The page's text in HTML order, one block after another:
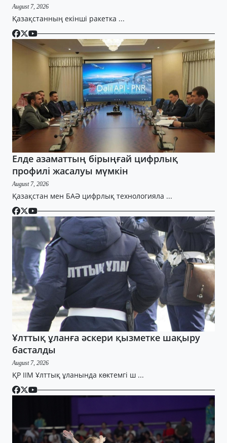
August 7, 2026
Қазақстанның екінші ракетка ...
Елде азаматтың бірыңғай цифрлық
профилі жасалуы мүмкін
August 7, 2026
Қазақстан мен БАӘ цифрлық технологияла ...
Ұлттық ұланға әскери қызметке шақыру
басталды
August 7, 2026
ҚР ІІМ Ұлттық ұланында көктемгі ш ...